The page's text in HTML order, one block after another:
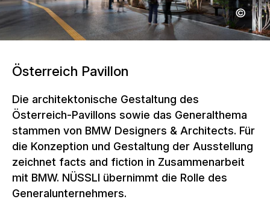
Österreich Pavillon
Die architektonische Gestaltung des
Österreich-Pavillons sowie das Generalthema
stammen von BMW Designers & Architects. Für
die Konzeption und Gestaltung der Ausstellung
zeichnet facts and fiction in Zusammenarbeit
mit BMW. NÜSSLI übernimmt die Rolle des
Generalunternehmers.